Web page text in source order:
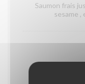
Saumon frais
sesame ,